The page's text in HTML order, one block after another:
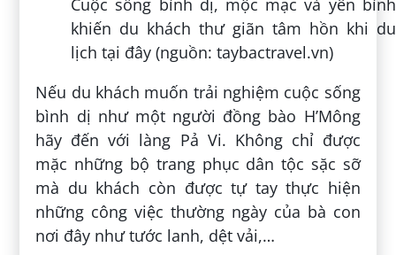
như A Kiệt Homestay, Meo Vac Clay House,
Pa Vi Homestay, Little Yen’s Homestay,…
Mức giá chỉ từ 150.000đ – 1.500.000đ/ đêm
du khách đã có cơ hội trải nghiệm các dịch
vụ nghỉ dưỡng tiện ích.
Không gian homestay rộng rãi với nhiều
tiện nghi đáp ứng nhu cầu nghỉ dưỡng của